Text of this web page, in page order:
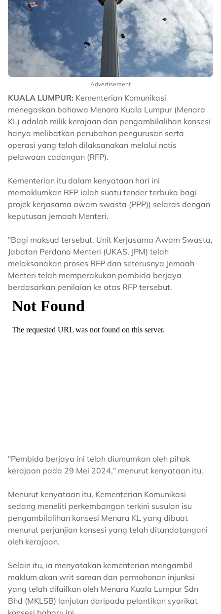
Advertisement
KUALA LUMPUR: Kementerian Komunikasi
menegaskan bahawa Menara Kuala Lumpur (Menara
KL) adalah milik kerajaan dan pengambilalihan konsesi
hanya melibatkan perubahan pengurusan serta
operasi yang telah dilaksanakan melalui notis
pelawaan cadangan (RFP).
Kementerian itu dalam kenyataan hari ini
memaklumkan RFP ialah suatu tender terbuka bagi
projek kerjasama awam swasta (PPP)) selaras dengan
keputusan Jemaah Menteri.
"Bagi maksud tersebut, Unit Kerjasama Awam Swasta,
Jabatan Perdana Menteri (UKAS, JPM) telah
melaksanakan proses RFP dan seterusnya Jemaah
Menteri telah memperakukan pembida berjaya
berdasarkan penilaian ke atas RFP tersebut.
"Pembida berjaya ini telah diumumkan oleh pihak
kerajaan pada 29 Mei 2024," menurut kenyataan itu.
Menurut kenyataan itu, Kementerian Komunikasi
sedang meneliti perkembangan terkini susulan isu
pengambilalihan konsesi Menara KL yang dibuat
menurut perjanjian konsesi yang telah ditandatangani
oleh kerajaan.
Selain itu, ia menyatakan kementerian mengambil
maklum akan writ saman dan permohonan injunksi
yang telah difailkan oleh Menara Kuala Lumpur Sdn
Bhd (MKLSB) lanjutan daripada pelantikan syarikat